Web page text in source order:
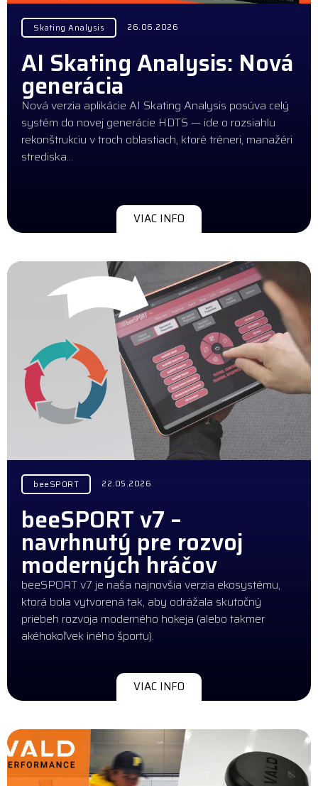
Skating Analysis 26.06.2026
AI Skating Analysis: Nová
generácia
Nová verzia aplikácie AI Skating Analysis posúva celý
systém do novej generácie HDTS — ide o rozsiahlu
rekonštrukciu v troch oblastiach, ktoré tréneri, manažéri
strediska…
VIAC INFO
beeSPORT 22.05.2026
beeSPORT v7 –
navrhnutý pre rozvoj
moderných hráčov
beeSPORT v7 je naša najnovšia verzia ekosystému,
ktorá bola vytvorená tak, aby odrážala skutočný
priebeh rozvoja moderného hokeja (alebo takmer
akéhokoľvek iného športu).
VIAC INFO